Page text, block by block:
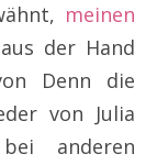
meinen
der Hand
Denn die
von Julia
anderen